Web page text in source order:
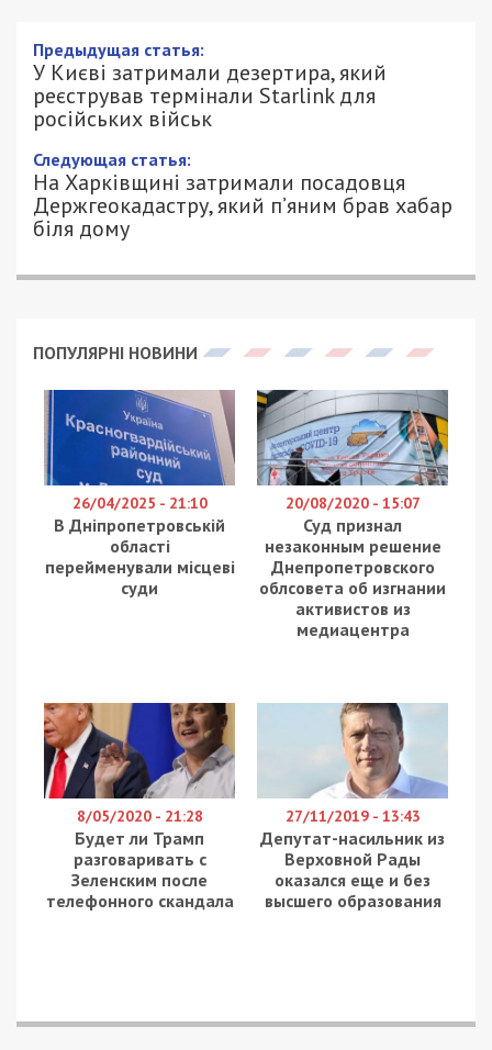
Предыдущая статья:
У Києві затримали дезертира, який
реєстрував термінали Starlink для
російських військ
Следующая статья:
На Харківщині затримали посадовця
Держгеокадастру, який п’яним брав хабар
біля дому
ПОПУЛЯРНІ НОВИНИ
26/04/2025 - 21:10
В Дніпропетровській
області
перейменували місцеві
суди
20/08/2020 - 15:07
Суд признал
незаконным решение
Днепропетровского
облсовета об изгнании
активистов из
медиацентра
8/05/2020 - 21:28
Будет ли Трамп
разговаривать с
Зеленским после
телефонного скандала
27/11/2019 - 13:43
Депутат-насильник из
Верховной Рады
оказался еще и без
высшего образования